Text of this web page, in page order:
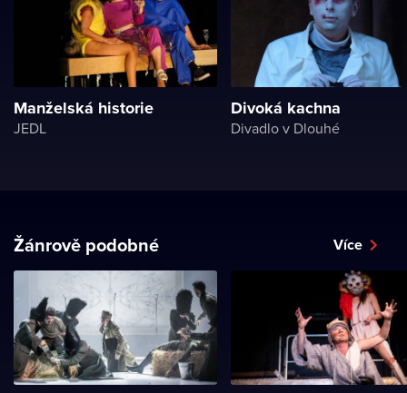
Manželská historie
JEDL
Divoká kachna
Divadlo v Dlouhé
Žánrově podobné Více